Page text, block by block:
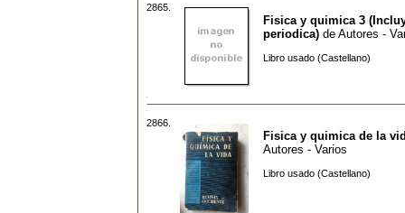
2865.
Fisica y quimica 3
periodica) de Autores -
Libro usado (Castellano)
2866.
Fisica y quimica de la
Autores - Varios
Libro usado (Castellano)